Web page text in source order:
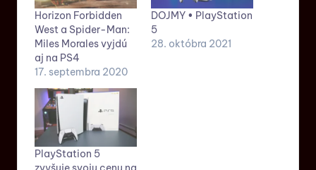
Horizon Forbidden
West a Spider-Man:
Miles Morales vyjdú
aj na PS4
17. septembra 2020
DOJMY • PlayStation
5
28. októbra 2021
PlayStation 5